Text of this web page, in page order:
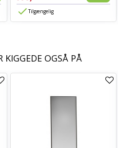
Tilgængelig
KIGGEDE OGSÅ PÅ